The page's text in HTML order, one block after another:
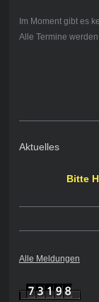
Im Moment gibt es
Alle Termine
Aktuelles
Bitte
Alle Meldungen